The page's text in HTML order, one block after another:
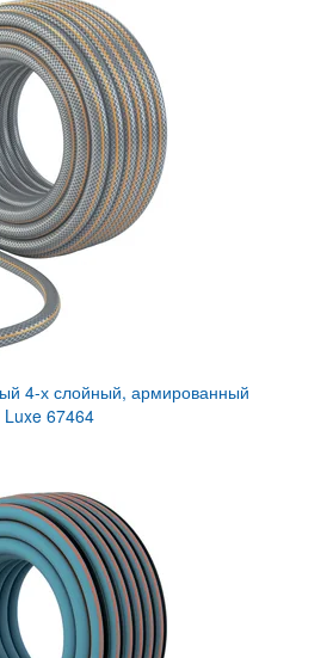
4-х слойный, армированный
67464